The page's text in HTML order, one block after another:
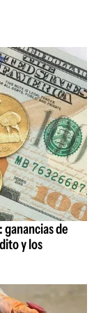
de
y los